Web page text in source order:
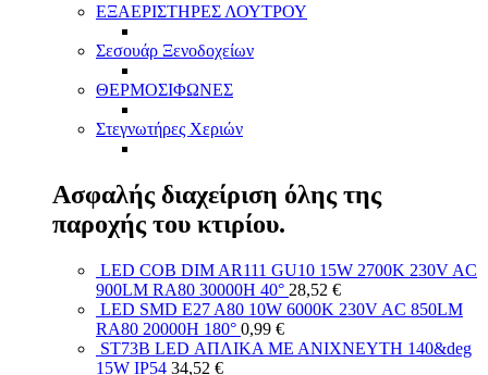
ΕΞΑΕΡΙΣΤΗΡΕΣ ΛΟΥΤΡΟΥ
Σεσουάρ Ξενοδοχείων
ΘΕΡΜΟΣΙΦΩΝΕΣ
Στεγνωτήρες Χεριών
Ασφαλής διαχείριση όλης της
παροχής του κτιρίου.
LED COB DIM AR111 GU10 15W 2700K 230V AC
900LM RA80 30000H 40° 28,52 €
LED SMD E27 A80 10W 6000K 230V AC 850LM
RA80 20000H 180° 0,99 €
ST73B LED ΑΠΛΙΚΑ ΜΕ ΑΝΙΧΝΕΥΤΗ 140&deg
15W IP54 34,52 €